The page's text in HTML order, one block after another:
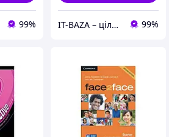
99% IT-BAZA – ціла база потрібних речей для всієї родини 99%